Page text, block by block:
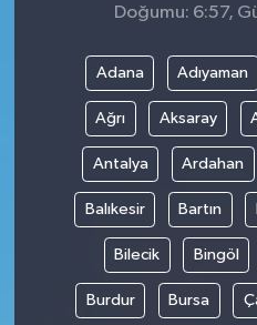
Doğumu: 6:57,
Adana Adıyaman
Ağrı Aksaray
Antalya Ardahan
Balıkesir Bartın
Bilecik Bingöl
Burdur Bursa